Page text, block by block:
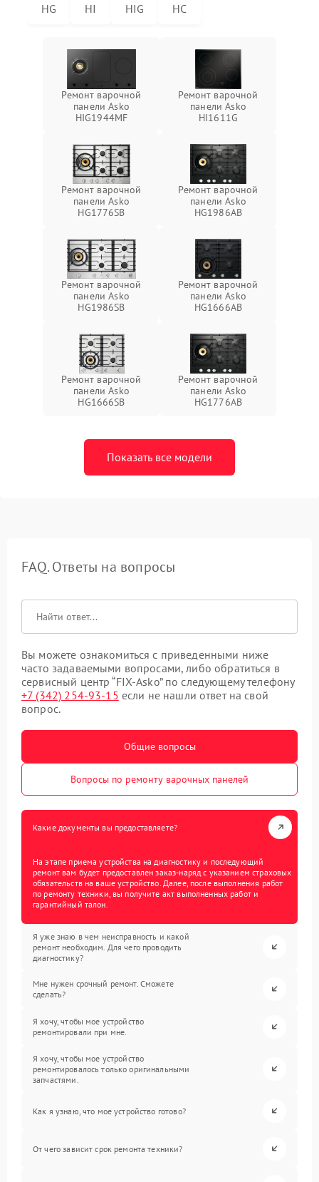
HG HI HIG HC
Ремонт варочной
панели Asko
HIG1944MF
Ремонт варочной
панели Asko
HI1611G
Ремонт варочной
панели Asko
HG1776SB
Ремонт варочной
панели Asko
HG1986AB
Ремонт варочной
панели Asko
HG1986SB
Ремонт варочной
панели Asko
HG1666AB
Ремонт варочной
панели Asko
HG1666SB
Ремонт варочной
панели Asko
HG1776AB
Показать все модели
FAQ. Ответы на вопросы
Вы можете ознакомиться с приведенными ниже
часто задаваемыми вопросами, либо обратиться в
сервисный центр “FIX-Asko” по следующему телефону
+7 (342) 254-93-15 если не нашли ответ на свой
вопрос.
Общие вопросы
Вопросы по ремонту варочных панелей
Какие документы вы предоставляете?
На этапе приема устройства на диагностику и последующий
ремонт вам будет предоставлен заказ-наряд с указанием страховых
обязательств на ваше устройство. Далее, после выполнения работ
по ремонту техники, вы получите акт выполненных работ и
гарантийный талон.
Я уже знаю в чем неисправность и какой
ремонт необходим. Для чего проводить
диагностику?
Мне нужен срочный ремонт. Сможете
сделать?
Я хочу, чтобы мое устройство
ремонтировали при мне.
Я хочу, чтобы мое устройство
ремонтировалось только оригинальными
запчастями.
Как я узнаю, что мое устройство готово?
От чего зависит срок ремонта техники?